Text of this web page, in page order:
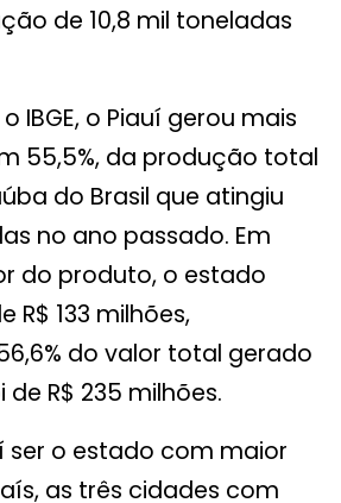
de 10,8 mil toneladas
IBGE, o Piauí gerou mais
55,5%, da produção total
do Brasil que atingiu
no ano passado. Em
do produto, o estado
R$ 133 milhões,
do valor total gerado
de R$ 235 milhões.
ser o estado com maior
as três cidades com